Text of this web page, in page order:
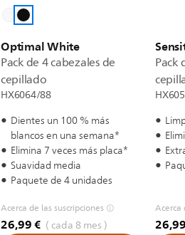
Optimal White
Pack de 4 cabezales de
cepillado
HX6064/88
Dientes un 100 % más
blancos en una semana*
Elimina 7 veces más placa*
Suavidad media
Paquete de 4 unidades
Acerca de las suscripciones
26,99 € ( cada 8 mes )
Pack
Acerca